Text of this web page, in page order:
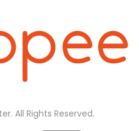
All Rights Reserved.